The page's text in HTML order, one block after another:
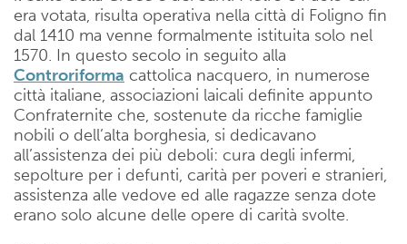
era votata, risulta operativa nella città di Foligno fin
dal 1410 ma venne formalmente istituita solo nel
1570. In questo secolo in seguito alla
Controriforma cattolica nacquero, in numerose
città italiane, associazioni laicali definite appunto
Confraternite che, sostenute da ricche famiglie
nobili o dell’alta borghesia, si dedicavano
all’assistenza dei più deboli: cura degli infermi,
sepolture per i defunti, carità per poveri e stranieri,
assistenza alle vedove ed alle ragazze senza dote
erano solo alcune delle opere di carità svolte.